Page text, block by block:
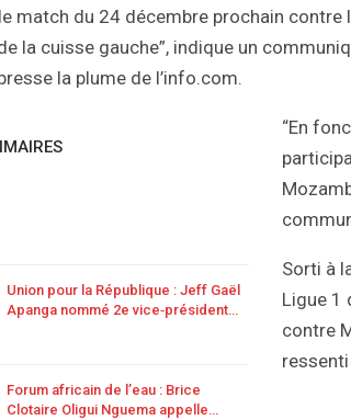
match du 24 décembre prochain contre
la cuisse gauche”, indique un
la plume de l’info.com.
Union pour la République : Jeff Gaël
Apanga nommé 2e vice‑président…
Forum africain de l’eau : Brice
Clotaire Oligui Nguema appelle…
“En
Sorti à
Ligue 1
contre